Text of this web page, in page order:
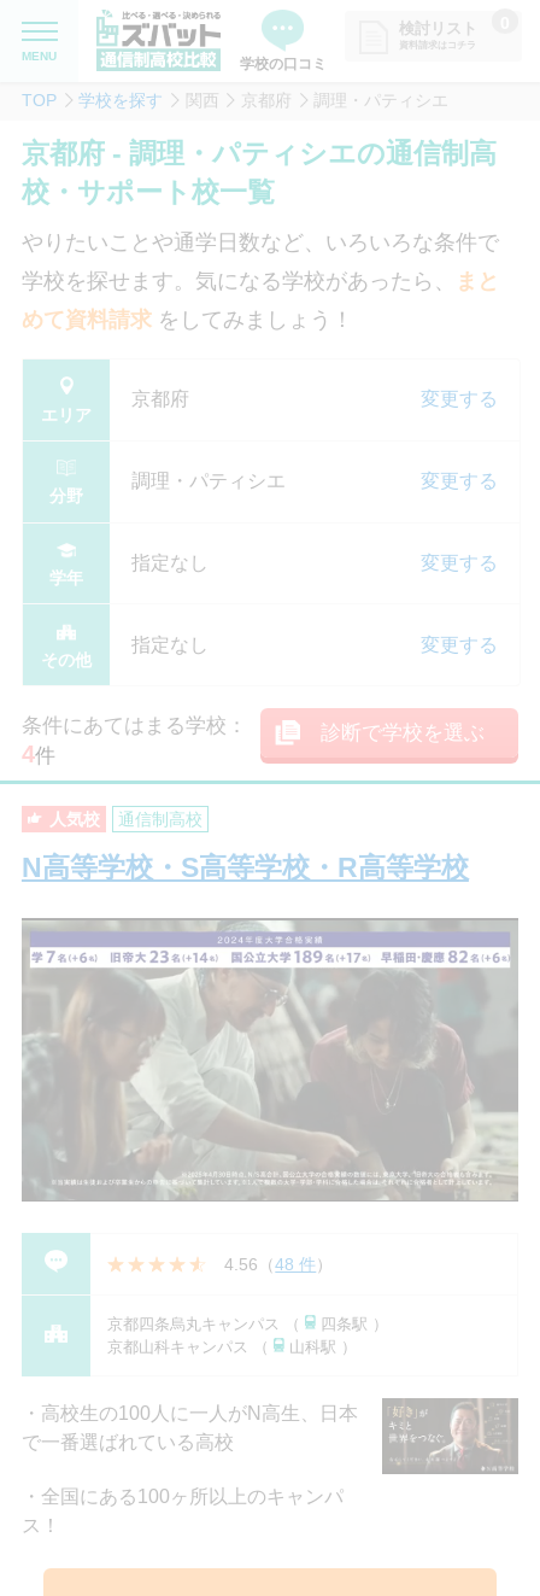
MENU 学校の口コミ
検討リスト
資料請求はコチラ
追加した学校を一覧で確認・まと
めて資料請求できます
MENU
学校を探したい
通信制高校について知りたい
はじめての方へ
よくある質問
掲載を希望される学校様へ
TOP 学校を探す 関西 京都府 調理・パティシエ
京都府 - 調理・パティシエの通信制高
校・サポート校一覧
やりたいことや通学日数など、いろいろな条件で
学校を探せます。気になる学校があったら、
まと
めて資料請求をしてみましょう！
エリア
京都府 変更する
分野
調理・パティシエ 変更する
学年
指定なし 変更する
その他
指定なし 変更する
条件にあてはまる学校：
4件
診断で学校を選ぶ
人気校 通信制高校
N高等学校・S高等学校・R高等学校
4.56 （48 件）
京都四条烏丸キャンパス （
四条駅 ）
京都山科キャンパス （
山科駅 ）
高校生の100人に一人がN高生、日本
で一番選ばれている高校
全国にある100ヶ所以上のキャンパ
ス！